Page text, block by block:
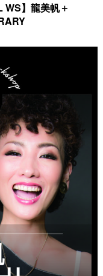
WS】龍美帆＋